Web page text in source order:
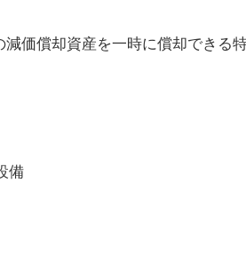
減価償却資産を一時に償却できる
備